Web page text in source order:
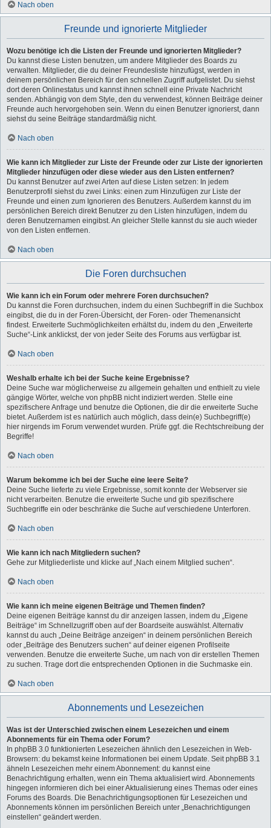
Nach oben
Freunde und ignorierte Mitglieder
Wozu benötige ich die Listen der Freunde und ignorierten Mitglieder?
Du kannst diese Listen benutzen, um andere Mitglieder des Boards zu
verwalten. Mitglieder, die du deiner Freundesliste hinzufügst, werden in
deinem persönlichen Bereich für den schnellen Zugriff aufgelistet. Du siehst
dort deren Onlinestatus und kannst ihnen schnell eine Private Nachricht
senden. Abhängig von dem Style, den du verwendest, können Beiträge deiner
Freunde auch hervorgehoben sein. Wenn du einen Benutzer ignorierst, dann
siehst du seine Beiträge standardmäßig nicht.
Nach oben
Wie kann ich Mitglieder zur Liste der Freunde oder zur Liste der ignorierten
Mitglieder hinzufügen oder diese wieder aus den Listen entfernen?
Du kannst Benutzer auf zwei Arten auf diese Listen setzen: In jedem
Benutzerprofil siehst du zwei Links: einen zum Hinzufügen zur Liste der
Freunde und einen zum Ignorieren des Benutzers. Außerdem kannst du im
persönlichen Bereich direkt Benutzer zu den Listen hinzufügen, indem du
deren Benutzernamen eingibst. An gleicher Stelle kannst du sie auch wieder
von den Listen entfernen.
Nach oben
Die Foren durchsuchen
Wie kann ich ein Forum oder mehrere Foren durchsuchen?
Du kannst die Foren durchsuchen, indem du einen Suchbegriff in die Suchbox
eingibst, die du in der Foren-Übersicht, der Foren- oder Themenansicht
findest. Erweiterte Suchmöglichkeiten erhältst du, indem du den „Erweiterte
Suche“-Link anklickst, der von jeder Seite des Forums aus verfügbar ist.
Nach oben
Weshalb erhalte ich bei der Suche keine Ergebnisse?
Deine Suche war möglicherweise zu allgemein gehalten und enthielt zu viele
gängige Wörter, welche von phpBB nicht indiziert werden. Stelle eine
spezifischere Anfrage und benutze die Optionen, die dir die erweiterte Suche
bietet. Außerdem ist es natürlich auch möglich, dass dein(e) Suchbegriff(e)
hier nirgends im Forum verwendet wurden. Prüfe ggf. die Rechtschreibung der
Begriffe!
Nach oben
Warum bekomme ich bei der Suche eine leere Seite?
Deine Suche lieferte zu viele Ergebnisse, somit konnte der Webserver sie
nicht verarbeiten. Benutze die erweiterte Suche und gib spezifischere
Suchbegriffe ein oder beschränke die Suche auf verschiedene Unterforen.
Nach oben
Wie kann ich nach Mitgliedern suchen?
Gehe zur Mitgliederliste und klicke auf „Nach einem Mitglied suchen“.
Nach oben
Wie kann ich meine eigenen Beiträge und Themen finden?
Deine eigenen Beiträge kannst du dir anzeigen lassen, indem du „Eigene
Beiträge“ im Schnellzugriff oben auf der Boardseite auswählst. Alternativ
kannst du auch „Deine Beiträge anzeigen“ in deinem persönlichen Bereich
oder „Beiträge des Benutzers suchen“ auf deiner eigenen Profilseite
verwenden. Benutze die erweiterte Suche, um nach von dir erstellen Themen
zu suchen. Trage dort die entsprechenden Optionen in die Suchmaske ein.
Nach oben
Abonnements und Lesezeichen
Was ist der Unterschied zwischen einem Lesezeichen und einem
Abonnements für ein Thema oder Forum?
In phpBB 3.0 funktionierten Lesezeichen ähnlich den Lesezeichen in Web-
Browsern: du bekamst keine Informationen bei einem Update. Seit phpBB 3.1
ähneln Lesezeichen mehr einem Abonnement: du kannst eine
Benachrichtigung erhalten, wenn ein Thema aktualisiert wird. Abonnements
hingegen informieren dich bei einer Aktualisierung eines Themas oder eines
Forums des Boards. Die Benachrichtigungsoptionen für Lesezeichen und
Abonnements können im persönlichen Bereich unter „Benachrichtigungen
einstellen“ geändert werden.